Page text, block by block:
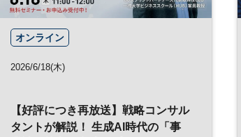
オンライン
2026/6/18(木)
【好評につき再放送】戦略コンサル
タントが解説！ 生成AI時代の「事